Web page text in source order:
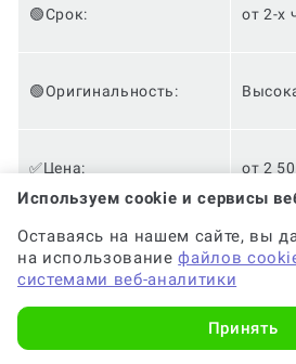
🟢Срок: от 2-х
🟢Оригинальность:
✅Цена: от 2
✅Доработки:
✅
Используем cookie и сервисы
Оставаясь на нашем сайте, вы
на использованиефайлов
системами веб-аналитики
Принять